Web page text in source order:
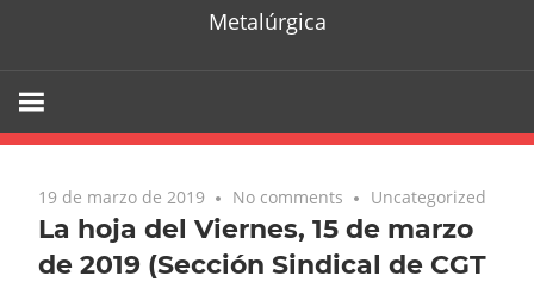
Metalúrgica
19 de marzo de 2019 No comments Uncategorized
La hoja del Viernes, 15 de marzo
de 2019 (Sección Sindical de CGT